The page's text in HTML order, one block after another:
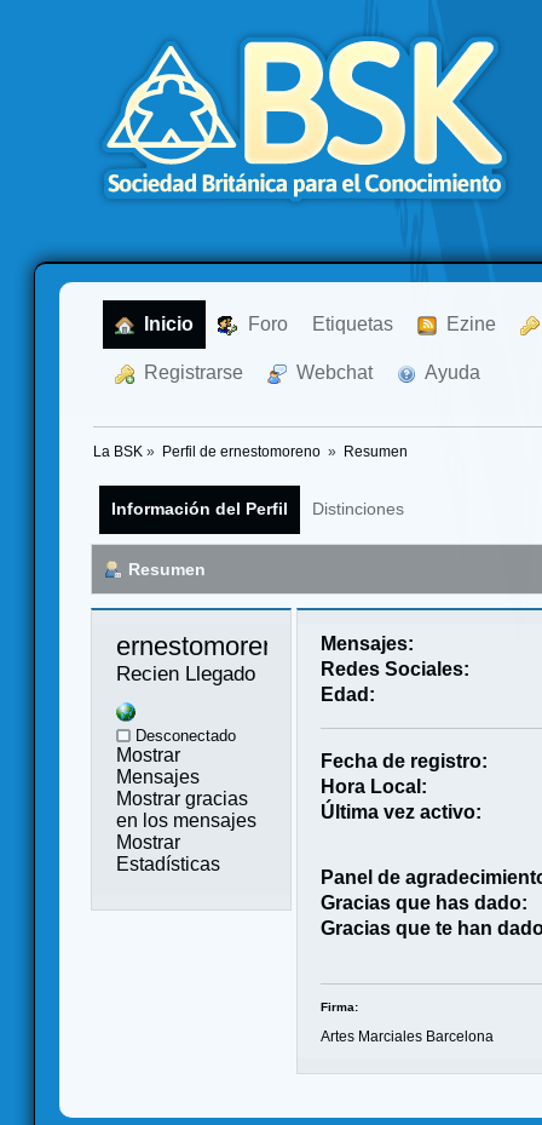
Inicio Foro Etiquetas Ezine
Registrarse Webchat Ayuda
La BSK » Perfil de ernestomoreno » Resumen
Información del Perfil Distinciones
Resumen
Recien Llegado
Desconectado
Mostrar
Mensajes
Mostrar gracias
en los mensajes
Mostrar
Estadísticas
Mensajes:
Redes Sociales:
Edad:
Fecha de registro:
Hora Local:
Última vez activo:
Panel de
Gracias que has dado:
Gracias que te han
Firma:
Artes Marciales Barcelona